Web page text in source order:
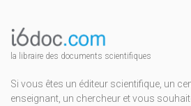
la libraire des documents scientifiques
Si vous êtes un éditeur scientifique, un
enseignant, un chercheur et vous